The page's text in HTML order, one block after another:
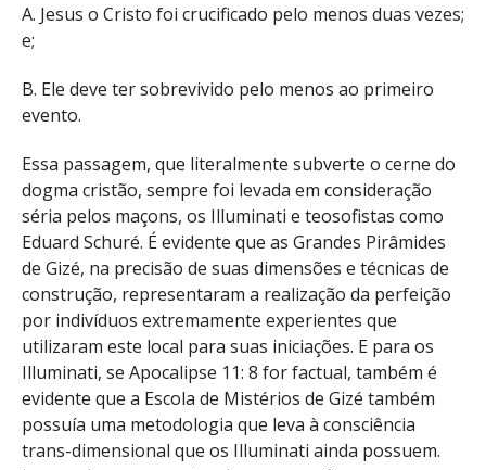
A. Jesus o Cristo foi crucificado pelo menos duas vezes;
e;
B. Ele deve ter sobrevivido pelo menos ao primeiro
evento.
Essa passagem, que literalmente subverte o cerne do
dogma cristão, sempre foi levada em consideração
séria pelos maçons, os Illuminati e teosofistas como
Eduard Schuré. É evidente que as Grandes Pirâmides
de Gizé, na precisão de suas dimensões e técnicas de
construção, representaram a realização da perfeição
por indivíduos extremamente experientes que
utilizaram este local para suas iniciações. E para os
Illuminati, se Apocalipse 11: 8 for factual, também é
evidente que a Escola de Mistérios de Gizé também
possuía uma metodologia que leva à consciência
trans-dimensional que os Illuminati ainda possuem.